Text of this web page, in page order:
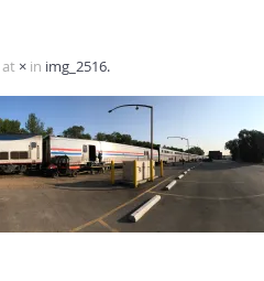
at × in img_2516.